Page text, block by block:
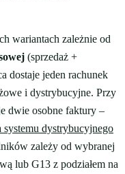
wariantach zależnie od
(sprzedaż +
dostaje jeden rachunek
i dystrybucyjne. Przy
dwie osobne faktury –
systemu dystrybucyjnego
zależy od wybranej
lub G13 z podziałem na